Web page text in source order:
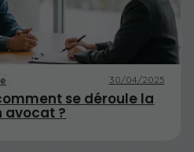
30/04/2025
se déroule la
avocat ?